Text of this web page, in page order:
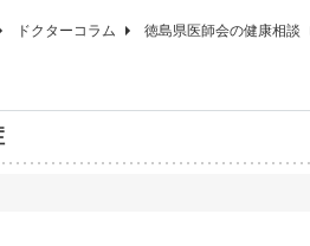
ドクターコラム 徳島県医師会の健康相談